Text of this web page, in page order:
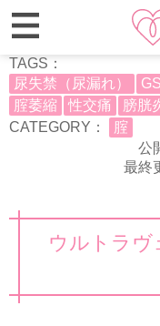
TAGS：
尿失禁（尿漏れ）
腟萎縮
性交痛 膀胱
CATEGORY：
腟
公
最終
ウルトラヴ